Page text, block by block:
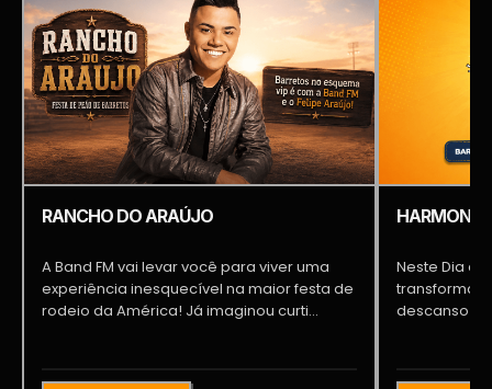
RANCHO DO ARAÚJO
A Band FM vai levar você para viver uma
experiência inesquecível na maior festa de
rodeio da América! Já imaginou curti...
Neste Dia
transformar
descanso